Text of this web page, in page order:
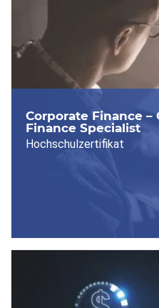
Corporate Finance
Finance Specialist
Hochschulzertifikat